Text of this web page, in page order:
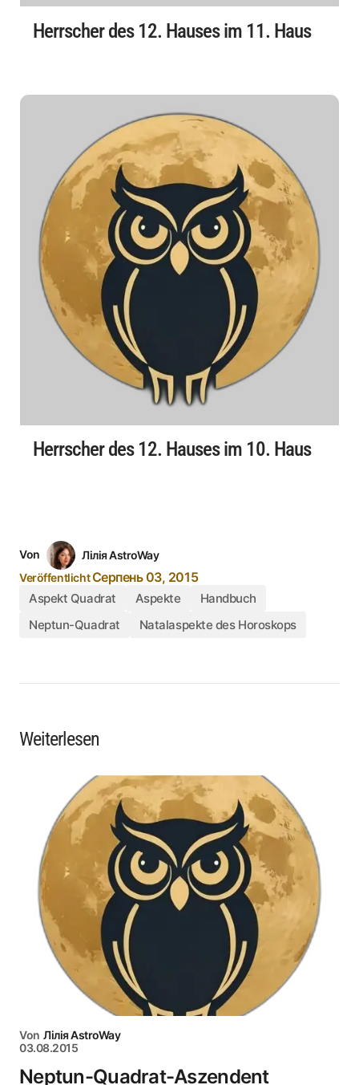
Herrscher des 12. Hauses im 11. Haus
Herrscher des 12. Hauses im 10. Haus
Von
Лілія AstroWay
VeröffentlichtСерпень 03, 2015
Aspekt Quadrat Aspekte
Handbuch
Neptun-Quadrat
Natalaspekte des Horoskops
Weiterlesen
Von Лілія AstroWay
03.08.2015
Neptun-Quadrat-Aszendent